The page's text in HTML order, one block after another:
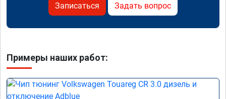
Записаться Задать вопрос
Примеры наших работ: